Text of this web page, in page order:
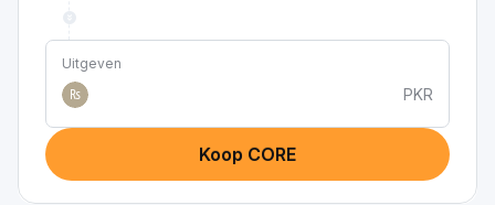
Uitgeven
₨
PKR
Koop CORE